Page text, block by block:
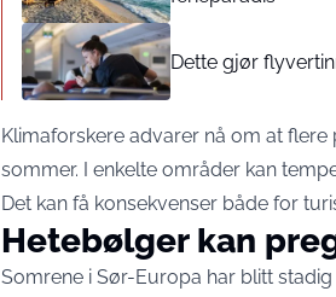
Dette gjør
Klimaforskere advarer nå om at
sommer. I enkelte områder kan
Det kan få konsekvenser både for
Hetebølger kan
Somrene i Sør-Europa har blitt